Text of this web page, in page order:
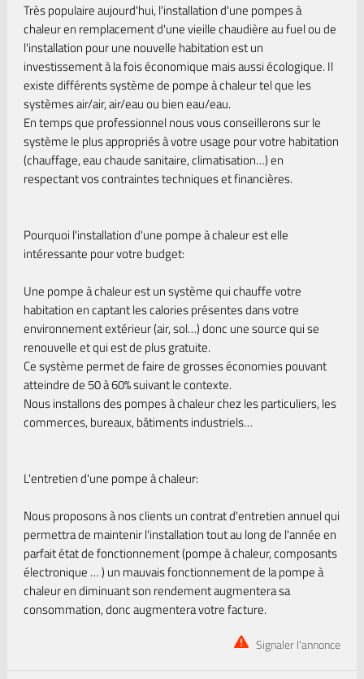
Très populaire aujourd'hui, l'installation d'une pompes à
chaleur en remplacement d'une vieille chaudière au fuel ou de
l'installation pour une nouvelle habitation est un
investissement à la fois économique mais aussi écologique. Il
existe différents système de pompe à chaleur tel que les
systèmes air/air, air/eau ou bien eau/eau.
En temps que professionnel nous vous conseillerons sur le
système le plus appropriés à votre usage pour votre habitation
(chauffage, eau chaude sanitaire, climatisation…) en
respectant vos contraintes techniques et financières.
Pourquoi l'installation d'une pompe à chaleur est elle
intéressante pour votre budget:
Une pompe à chaleur est un système qui chauffe votre
habitation en captant les calories présentes dans votre
environnement extérieur (air, sol…) donc une source qui se
renouvelle et qui est de plus gratuite.
Ce système permet de faire de grosses économies pouvant
atteindre de 50 à 60% suivant le contexte.
Nous installons des pompes à chaleur chez les particuliers, les
commerces, bureaux, bâtiments industriels…
L'entretien d'une pompe à chaleur:
Nous proposons à nos clients un contrat d'entretien annuel qui
permettra de maintenir l'installation tout au long de l'année en
parfait état de fonctionnement (pompe à chaleur, composants
électronique … ) un mauvais fonctionnement de la pompe à
chaleur en diminuant son rendement augmentera sa
consommation, donc augmentera votre facture.
Signaler l'annonce